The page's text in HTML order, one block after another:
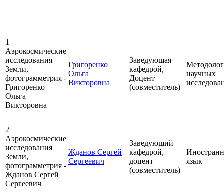
1
Аэрокосмические
исследования
Земли,
фотограмметрия -
Григоренко
Ольга
Викторовна
Григоренко
Ольга
Викторовна
Заведующая
кафедрой,
Доцент
(совместитель)
научных
2
Аэрокосмические
исследования
Земли,
фотограмметрия -
Жданов Сергей
Сергеевич
Жданов Сергей
Сергеевич
Заведующий
кафедрой,
доцент
(совместитель)
язык